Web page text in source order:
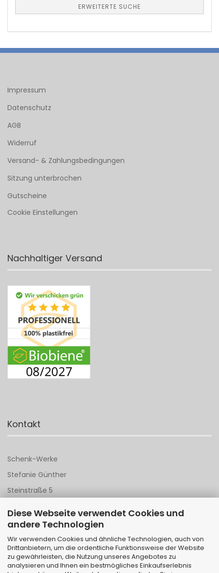
Diese Webseite verwendet Cookies und
andere Technologien
Wir verwenden Cookies und ähnliche Technologien, auch von
Drittanbietern, um die ordentliche Funktionsweise der Website
zu gewährleisten, die Nutzung unseres Angebotes zu
analysieren und Ihnen ein bestmögliches Einkaufserlebnis
ERWEITERTE SUCHE
Impressum
Datenschutz
AGB
Widerruf
Versand- & Zahlungsbedingungen
Sitzung unterbrochen
Gutscheine
Cookie Einstellungen
Nachhaltiger Versand
Kontakt
Schenk-Werke
Stefanie Günther
Steinstraße 5
Tel 06151 - 148 142
Mail anSchenk-Werke